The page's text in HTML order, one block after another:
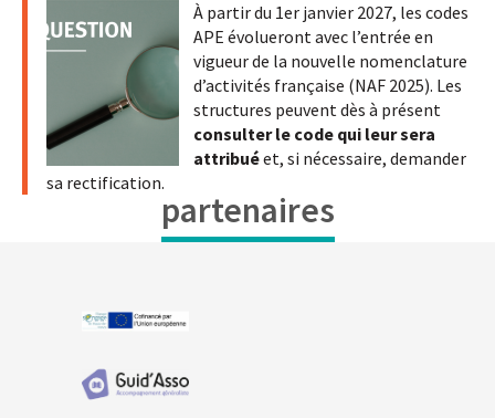
À partir du 1er janvier 2027, les codes
APE évolueront avec l’entrée en
vigueur de la nouvelle nomenclature
d’activités française (NAF 2025). Les
structures peuvent dès à présent
consulter le code qui leur sera
attribuéet, si nécessaire, demander
sa rectification.
partenaires